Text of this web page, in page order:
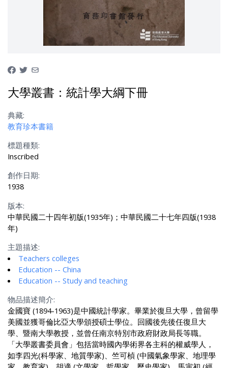
大學叢書：統計學大綱下冊
典藏:
教育珍本書籍
標題種類:
Inscribed
創作日期:
1938
版本:
中華民國二十四年初版(1935年)；中華民國二十七年四版(1938
年)
主題描述:
Teachers colleges
Education -- China
Education -- Study and teaching
物品描述簡介:
金國寶 (1894-1963)是中國統計學家。畢業於復旦大學，曾留學
美國並獲哥倫比亞大學頒授碩士學位。回國後先後任復旦大
學、暨南大學教授，並曾任南京特別市政府財政局長等職。
「大學叢書委員會」包括當時國內學術界各主科的權威學人，
如李四光(科學家、地質學家)、竺可楨 (中國氣象學家、地理學